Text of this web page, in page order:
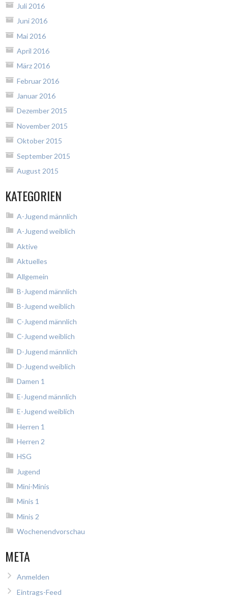
Juli 2016
Juni 2016
Mai 2016
April 2016
März 2016
Februar 2016
Januar 2016
Dezember 2015
November 2015
Oktober 2015
September 2015
August 2015
KATEGORIEN
A-Jugend männlich
A-Jugend weiblich
Aktive
Aktuelles
Allgemein
B-Jugend männlich
B-Jugend weiblich
C-Jugend männlich
C-Jugend weiblich
D-Jugend männlich
D-Jugend weiblich
Damen 1
E-Jugend männlich
E-Jugend weiblich
Herren 1
Herren 2
HSG
Jugend
Mini-Minis
Minis 1
Minis 2
Wochenendvorschau
META
Anmelden
Eintrags-Feed